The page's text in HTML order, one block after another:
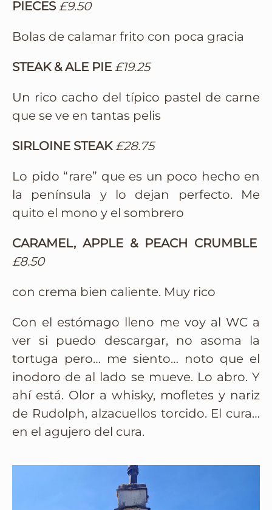
PIECES£9.50
Bolas de calamar frito con poca gracia
STEAK & ALE PIE £19.25
Un rico cacho del típico pastel de carne
que se ve en tantas pelis
SIRLOINE STEAK £28.75
Lo pido “rare” que es un poco hecho en
la península y lo dejan perfecto. Me
quito el mono y el sombrero
CARAMEL, APPLE & PEACH CRUMBLE
£8.50
con crema bien caliente. Muy rico
Con el estómago lleno me voy al WC a
ver si puedo descargar, no asoma la
tortuga pero… me siento… noto que el
inodoro de al lado se mueve. Lo abro. Y
ahí está. Olor a whisky, mofletes y nariz
de Rudolph, alzacuellos torcido. El cura…
en el agujero del cura.